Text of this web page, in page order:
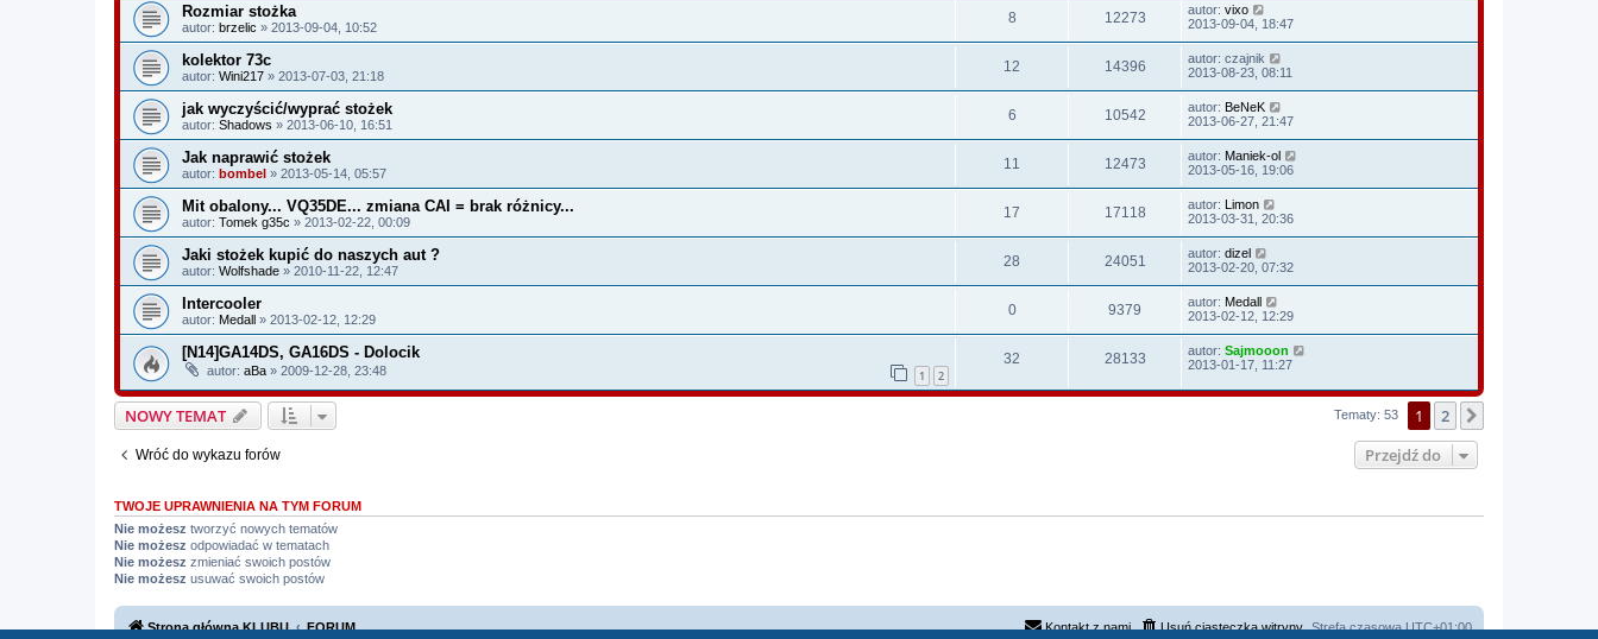
Rozmiar stożka
autor: brzelic » 2013-09-04, 10:52
8 12273 autor: vixo
2013-09-04, 18:47
kolektor 73c
autor: Wini217 » 2013-07-03, 21:18
12 14396 autor: czajnik
2013-08-23, 08:11
jak wyczyścić/wyprać stożek
autor: Shadows » 2013-06-10, 16:51
6 10542 autor: BeNeK
2013-06-27, 21:47
Jak naprawić stożek
autor: bombel » 2013-05-14, 05:57
11 12473 autor: Maniek-ol
2013-05-16, 19:06
Mit obalony... VQ35DE... zmiana CAI = brak różnicy...
autor: Tomek g35c » 2013-02-22, 00:09
17 17118 autor: Limon
2013-03-31, 20:36
Jaki stożek kupić do naszych aut ?
autor: Wolfshade » 2010-11-22, 12:47
28 24051 autor: dizel
2013-02-20, 07:32
Intercooler
autor: Medall » 2013-02-12, 12:29
0 9379 autor: Medall
2013-02-12, 12:29
[N14]GA14DS, GA16DS - Dolocik
autor: aBa » 2009-12-28, 23:48 1 2
32 28133 autor: Sajmooon
2013-01-17, 11:27
NOWY TEMAT Tematy: 53 1 2
Wróć do wykazu forów Przejdź do
TWOJE UPRAWNIENIA NA TYM FORUM
Nie możesz tworzyć nowych tematów
Nie możesz odpowiadać w tematach
Nie możesz zmieniać swoich postów
Nie możesz usuwać swoich postów
Strona główna KLUBU FORUM Strefa czasowaUTC+01:00
Usuń ciasteczka witryny
Kontakt z nami